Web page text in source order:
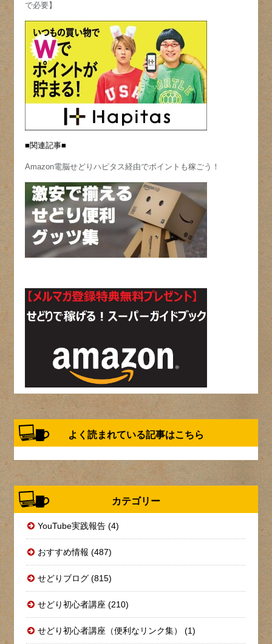
で必要】
■関連記事■
Amazon電脳せどりハピタス経由でポイントも稼ごう！
よく読まれている記事はこちら
カテゴリー
YouTube実践報告 (4)
おすすめ情報 (487)
せどりブログ (815)
せどり初心者講座 (210)
せどり初心者講座（便利なリンク集） (1)